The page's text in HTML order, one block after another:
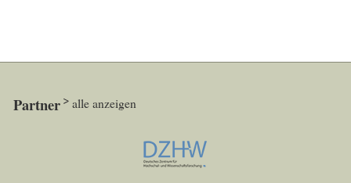
Partner alle anzeigen